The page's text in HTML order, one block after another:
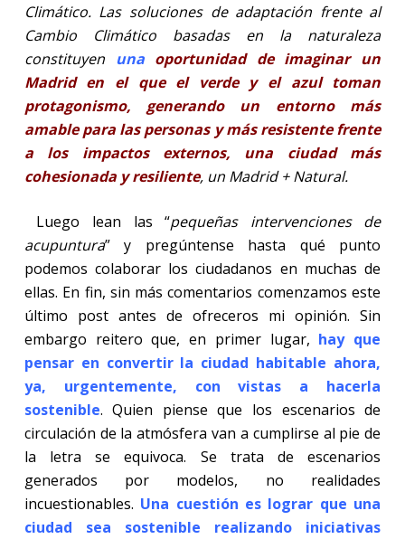
Climático. Las soluciones de adaptación frente al
Cambio Climático basadas en la naturaleza
constituyen una oportunidad de imaginar un
Madrid en el que el verde y el azul toman
protagonismo, generando un entorno más
amable para las personas y más resistente frente
a los impactos externos, una ciudad más
cohesionada y resiliente, un Madrid + Natural.
Luego lean las “pequeñas intervenciones de
acupuntura” y pregúntense hasta qué punto
podemos colaborar los ciudadanos en muchas de
ellas. En fin, sin más comentarios comenzamos este
último post antes de ofreceros mi opinión. Sin
embargo reitero que, en primer lugar, hay que
pensar en convertir la ciudad habitable ahora,
ya, urgentemente, con vistas a hacerla
sostenible. Quien piense que los escenarios de
circulación de la atmósfera van a cumplirse al pie de
la letra se equivoca. Se trata de escenarios
generados por modelos, no realidades
incuestionables. Una cuestión es lograr que una
ciudad sea sostenible realizando iniciativas